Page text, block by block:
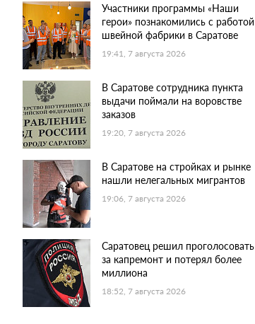
Участники программы «Наши
герои» познакомились с работой
швейной фабрики в Саратове
19:41, 7 августа 2026
В Саратове сотрудника пункта
выдачи поймали на воровстве
заказов
19:20, 7 августа 2026
В Саратове на стройках и рынке
нашли нелегальных мигрантов
19:06, 7 августа 2026
Саратовец решил проголосовать
за капремонт и потерял более
миллиона
18:52, 7 августа 2026